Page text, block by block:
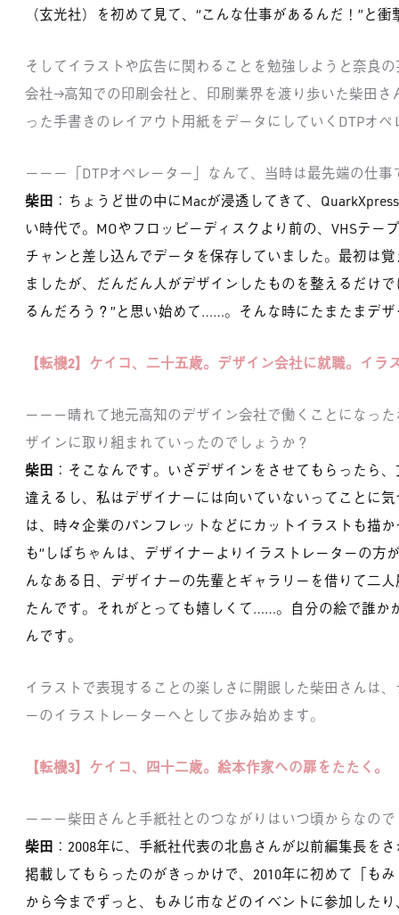
（玄光社）を初めて見て、“こんな仕事があるんだ！”と
そしてイラストや広告に関わることを勉強しようと奈良
会社→高知での印刷会社と、印刷業界を渡り歩いた柴田
った手書きのレイアウト用紙をデータにしていくDTPオ
－－－「DTPオペレーター」なんて、当時は最先端の仕事
柴田 ：ちょうど世の中にMacが浸透してきて、
い時代で。MOやフロッピーディスクより前の、VHSテー
チャンと差し込んでデータを保存していました。最初は
ましたが、だんだん人がデザインしたものを整えるだけ
るんだろう？”と思い始めて……。そんな時にたまたまデ
【転機2】ケイコ、二十五歳。デザイン会社に就職。イラ
－－－晴れて地元高知のデザイン会社で働くことになっ
ザインに取り組まれていったのでしょうか？
柴田 ：そこなんです。いざデザインをさせてもらったら
違えるし、私はデザイナーには向いていないってことに
は、時々企業のパンフレットなどにカットイラストも描
も“しばちゃんは、デザイナーよりイラストレーターの方
んなある日、デザイナーの先輩とギャラリーを借りて二
たんです。それがとっても嬉しくて……。自分の絵で誰か
んです。
イラストで表現することの楽しさに開眼した柴田さんは
ーのイラストレーターへとして歩み始めます。
【転機3】ケイコ、四十二歳。絵本作家への扉をたたく。
－－－柴田さんと手紙社とのつながりはいつ頃からなの
柴田 ：2008年に、手紙社代表の北島さんが以前編集長を
掲載してもらったのがきっかけで、2010年に初めて「も
から今までずっと、もみじ市などのイベントに参加した